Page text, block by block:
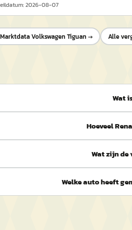
2026-08-07
MarktdataVolkswagen Tiguan → Alle
Wat
Hoeveel
Wat zijn de
Welke auto heeft